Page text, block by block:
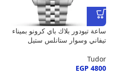
ساعة تيودور بلاك باي كرونو بميناء
تيفاني وسوار ستانلس ستيل
Tudor
EGP 4800